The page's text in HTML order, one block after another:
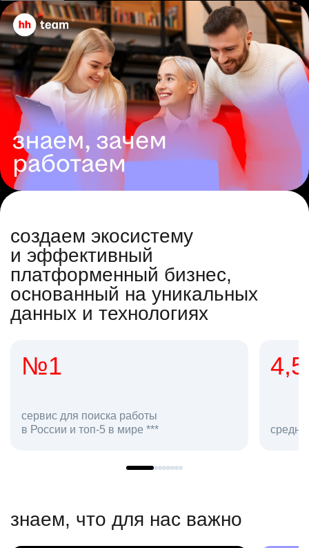
создаем экосистему
и эффективный
платформенный бизнес,
основанный на уникальных
данных и технологиях
4,5
средняя оценка hh.ru как работодателя **
в
знаем, что для нас важно